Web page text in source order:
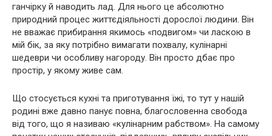
ганчірку й наводить лад. Для нього це абсолютно
природний процес життєдіяльності дорослої людини. Він
не вважає прибирання якимось «подвигом» чи ласкою в
мій бік, за яку потрібно вимагати похвалу, кулінарні
шедеври чи особливу нагороду. Він просто дбає про
простір, у якому живе сам.
Що стосується кухні та приготування їжі, то тут у нашій
родині вже давно панує повна, благословенна свобода
від того, що я називаю «кулінарним рабством». На самому